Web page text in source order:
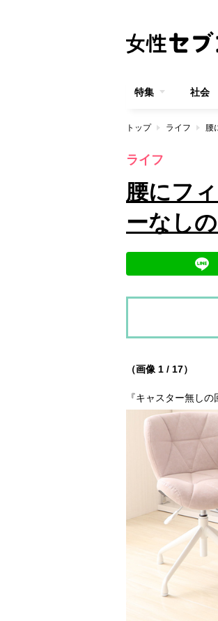
特集 社会
トップ ライフ
ライフ
腰にフ
ーなし
（画像 1 / 17）
『キャスター無し